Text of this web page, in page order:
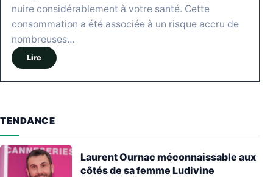
nuire considérablement à votre santé. Cette
consommation a été associée à un risque accru de
nombreuses…
Lire
TENDANCE
Laurent Ournac méconnaissable aux
côtés de sa femme Ludivine